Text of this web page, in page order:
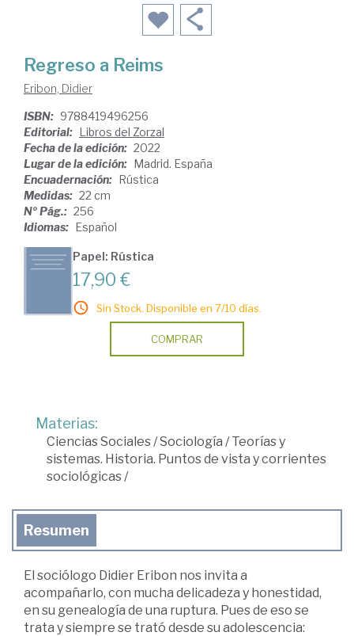
Regreso a Reims
Eribon, Didier
ISBN: 9788419496256
Editorial: Libros del Zorzal
Fecha de la edición: 2022
Lugar de la edición: Madrid. España
Encuadernación: Rústica
Medidas: 22 cm
Nº Pág.: 256
Idiomas: Español
Papel: Rústica
17,90 €
Sin Stock. Disponible en 7/10 días.
COMPRAR
Materias:
Ciencias Sociales /Sociología /Teorías y
sistemas. Historia. Puntos de vista y corrientes
sociológicas /
Resumen
El sociólogo Didier Eribon nos invita a
acompañarlo, con mucha delicadeza y honestidad,
en su genealogía de una ruptura. Pues de eso se
trata y siempre se trató desde su adolescencia: